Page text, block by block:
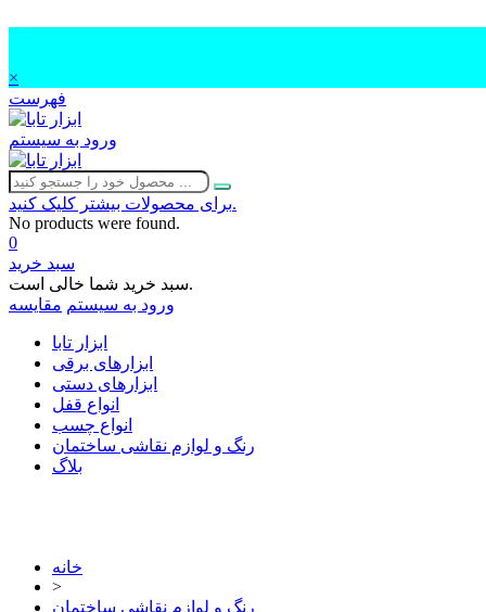
×
فهرست
ورود به سیستم
برای محصولات بیشتر کلیک کنید.
No products were found.
0
سبد خرید
سبد خرید شما خالی است.
ورود به سیستم مقایسه
ابزار تابا
ابزارهای برقی
ابزارهای دستی
انواع قفل
انواع چسب
رنگ و لوازم نقاشی ساختمان
بلاگ
خانه
>
رنگ و لوازم نقاشی ساختمان